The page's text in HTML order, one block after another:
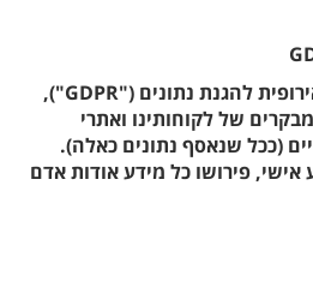
על פי התקנה הכללית האירופית להגנת נתונים ("GDPR"),
של לקוחותינו ואתרי
(ככל שנאסף נתונים כאלה).
אישי, פירושו כל מידע אודות אדם